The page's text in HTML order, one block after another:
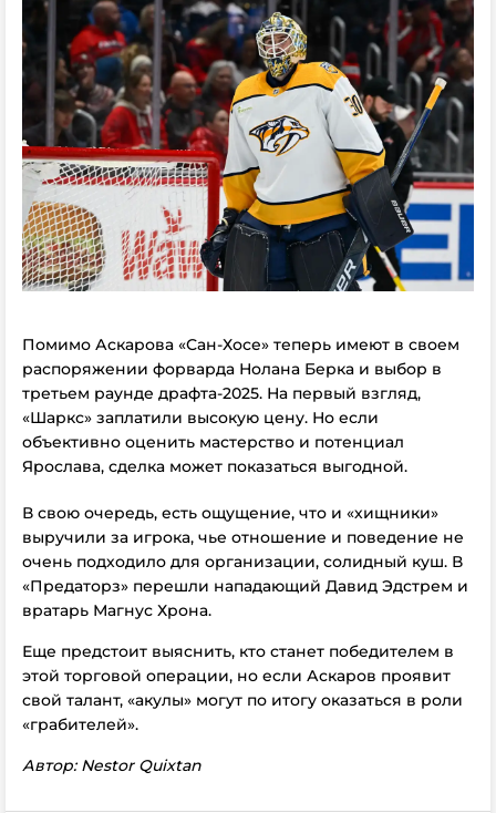
Помимо Аскарова «Сан-Хосе» теперь имеют в своем
распоряжении форварда Нолана Берка и выбор в
третьем раунде драфта-2025. На первый взгляд,
«Шаркс» заплатили высокую цену. Но если
объективно оценить мастерство и потенциал
Ярослава, сделка может показаться выгодной.
В свою очередь, есть ощущение, что и «хищники»
выручили за игрока, чье отношение и поведение не
очень подходило для организации, солидный куш. В
«Предаторз» перешли нападающий Давид Эдстрем и
вратарь Магнус Хрона.
Еще предстоит выяснить, кто станет победителем в
этой торговой операции, но если Аскаров проявит
свой талант, «акулы» могут по итогу оказаться в роли
«грабителей».
Автор: Nestor Quixtan